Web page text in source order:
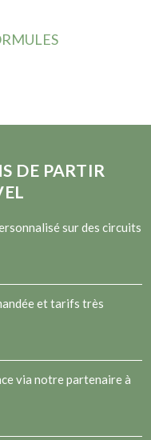
DE PARTIR
sur des circuits
et tarifs très
via notre partenaire à